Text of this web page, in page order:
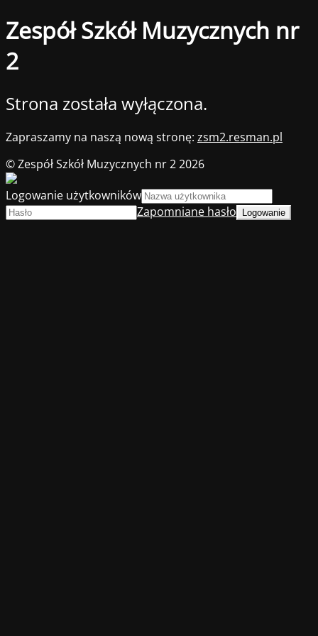
Zespół Szkół Muzycznych nr
2
Strona została wyłączona.
Zapraszamy na naszą nową stronę: zsm2.resman.pl
© Zespół Szkół Muzycznych nr 2 2026
Logowanie użytkowników
Zapomniane hasło